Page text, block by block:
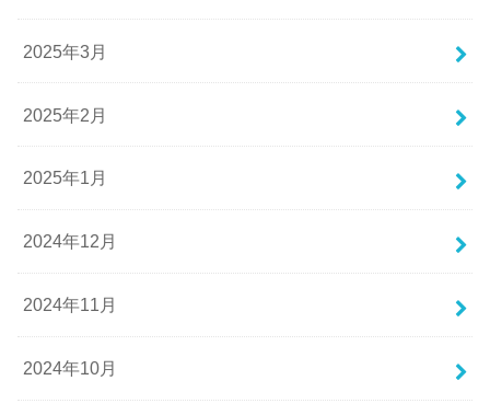
2025年3月
2025年2月
2025年1月
2024年12月
2024年11月
2024年10月